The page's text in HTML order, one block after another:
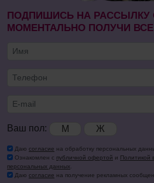
ПОДПИШИСЬ НА РАССЫЛКУ
МОМЕНТАЛЬНО ПОЛУЧИ
Ваш пол: М Ж
Даю согласие на обработку персональных
Ознакомлен с публичной офертой и Политикой
персональных данных
Даю согласие на получение рекламных